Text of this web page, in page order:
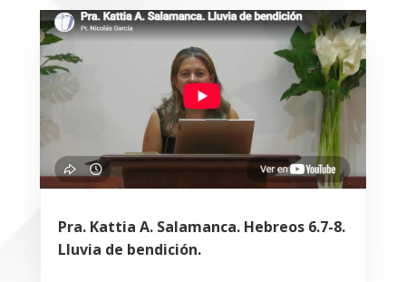
Pra. Kattia A. Salamanca. Hebreos 6.7-8.
Lluvia de bendición.